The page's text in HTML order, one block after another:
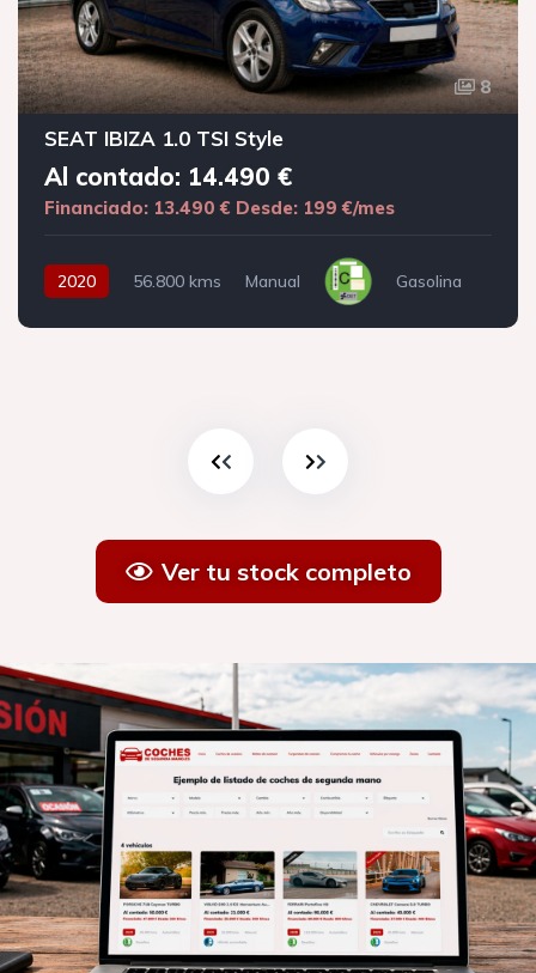
8
SEAT IBIZA 1.0 TSI Style
Al contado: 14.490 €
Financiado: 13.490 € Desde: 199 €/mes
2020 56.800 kms Manual Gasolina
Ver tu stock completo